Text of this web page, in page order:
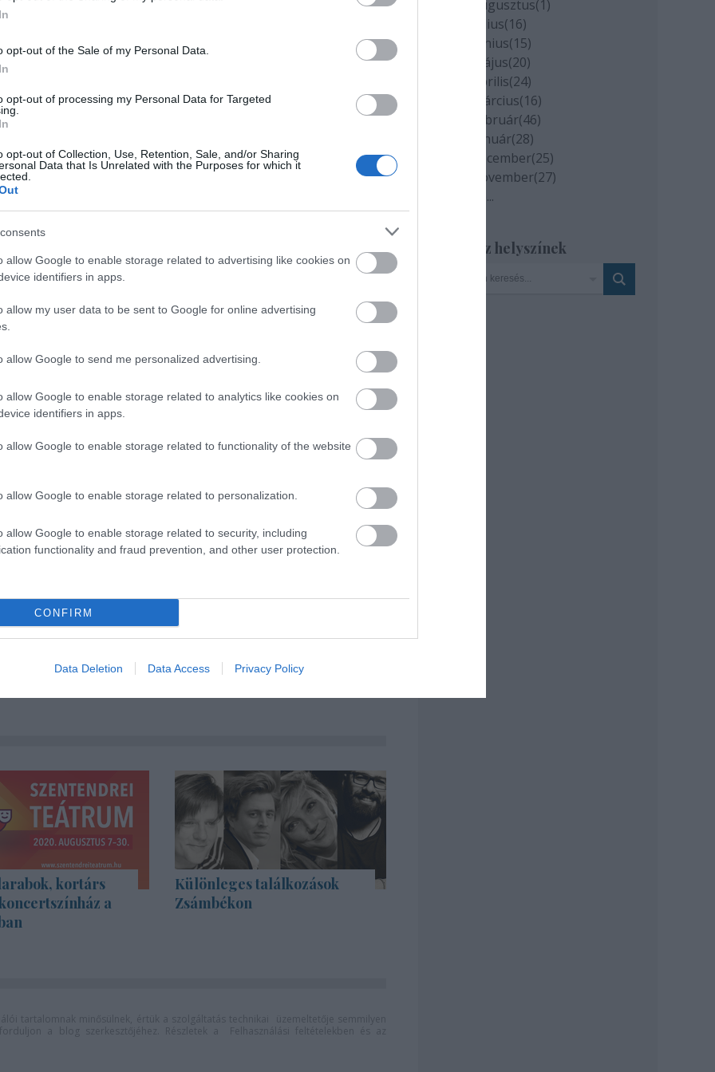
opt-out of the Sale of my Personal Data.
opt-out of processing my Personal Data for Targeted
opt-out of Collection, Use, Retention, Sale, and/or Sharing
Data that Is Unrelated with the Purposes for which it
allow Google to enable storage related to advertising like cookies on
identifiers in apps.
allow my user data to be sent to Google for online advertising
allow Google to send me personalized advertising.
allow Google to enable storage related to analytics like cookies on
identifiers in apps.
allow Google to enable storage related to functionality of the website
allow Google to enable storage related to personalization.
allow Google to enable storage related to security, including
functionality and fraud prevention, and other user protection.
CONFIRM
Data Deletion Data Access Privacy Policy
közvetítésével az Európai Unió - engedélyével
követően 2013-ban kiírták a közbeszerzési
ajánlat sem felelt meg a rendkívül szigorú és
pedig törölni kellett a pályázati kiírást.
terveket: egy szabálymódosítás következtében
a tetőszerkezetbe, és változtak a díszítő elemek is,
hanem gipszből.
mentek át, ezt követően pedig ismét ki
kell a tetőszerkezet, az előadóterem, a nézőtér, az
, elektromos-, víz- és kanalizálási rendszer cseréjét
a külső díszkivilágítás korszerűsítését. Emellett a
járda, út és zöldövezet rehabilitálása/kialakítása.
korszerűsítését is.
2.3 millió euró. A pályázatokat augusztus 13-ig
hogy a rendelkezésre álló másfél év elegendő
2015 decemberére kellene elkészülni a felújítással
Forrás: szatmár.ro
kortárs
a
Különleges találkozások
Zsámbékon
2020 augusztus(1)
2020 július(16)
2020 június(15)
2020 május(20)
2020 április(24)
2020 március(16)
2020 február(46)
2020 január(28)
2019 december(25)
2019 november(27)
...
Szinház helyszínek